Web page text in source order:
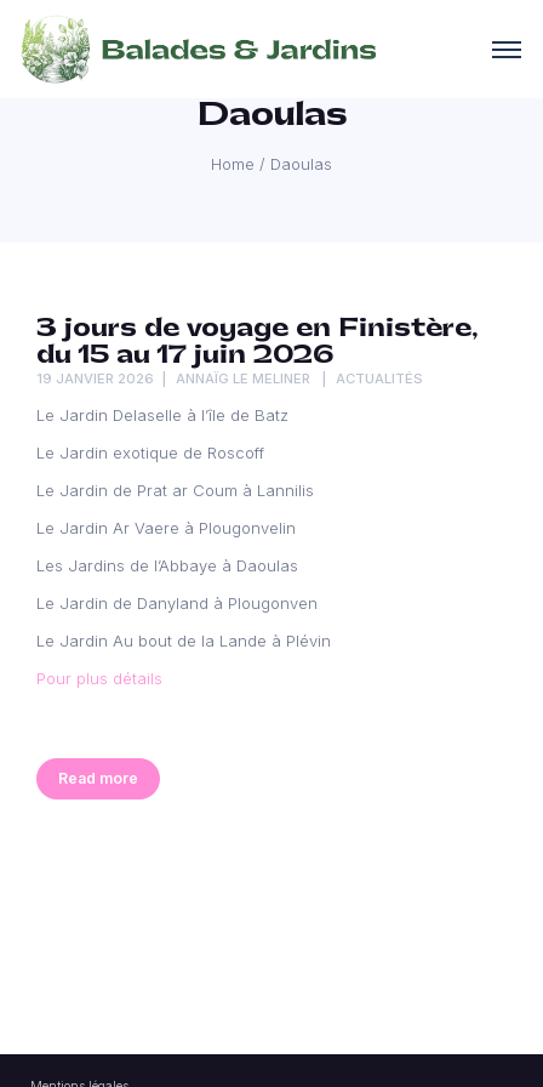
Daoulas
Home / Daoulas
3 jours de voyage en Finistère,
du 15 au 17 juin 2026
19 JANVIER 2026 ANNAÏG LE MELINER ACTUALITÉS
Le Jardin Delaselle à l’île de Batz
Le Jardin exotique de Roscoff
Le Jardin de Prat ar Coum à Lannilis
Le Jardin Ar Vaere à Plougonvelin
Les Jardins de l’Abbaye à Daoulas
Le Jardin de Danyland à Plougonven
Le Jardin Au bout de la Lande à Plévin
Pour plus détails
Read more